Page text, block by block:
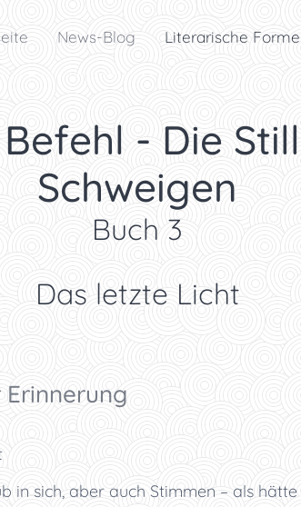
News-Blog Literarische
- Die
Schweigen
Buch 3
Das letzte Licht
in sich, aber auch Stimmen – als